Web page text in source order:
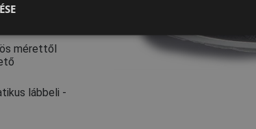
mérettől
lábbeli -